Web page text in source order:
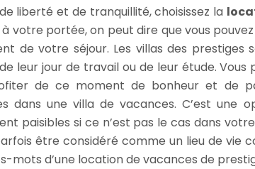
liberté et de tranquillité, choisissez la
votre portée, on peut dire que vous
de votre séjour. Les villas des
leur jour de travail ou de leur étude.
de ce moment de bonheur et de
dans une villa de vacances. C’est une
paisibles si ce n’est pas le cas dans
être considéré comme un lieu de vie
mots d’une location de vacances de